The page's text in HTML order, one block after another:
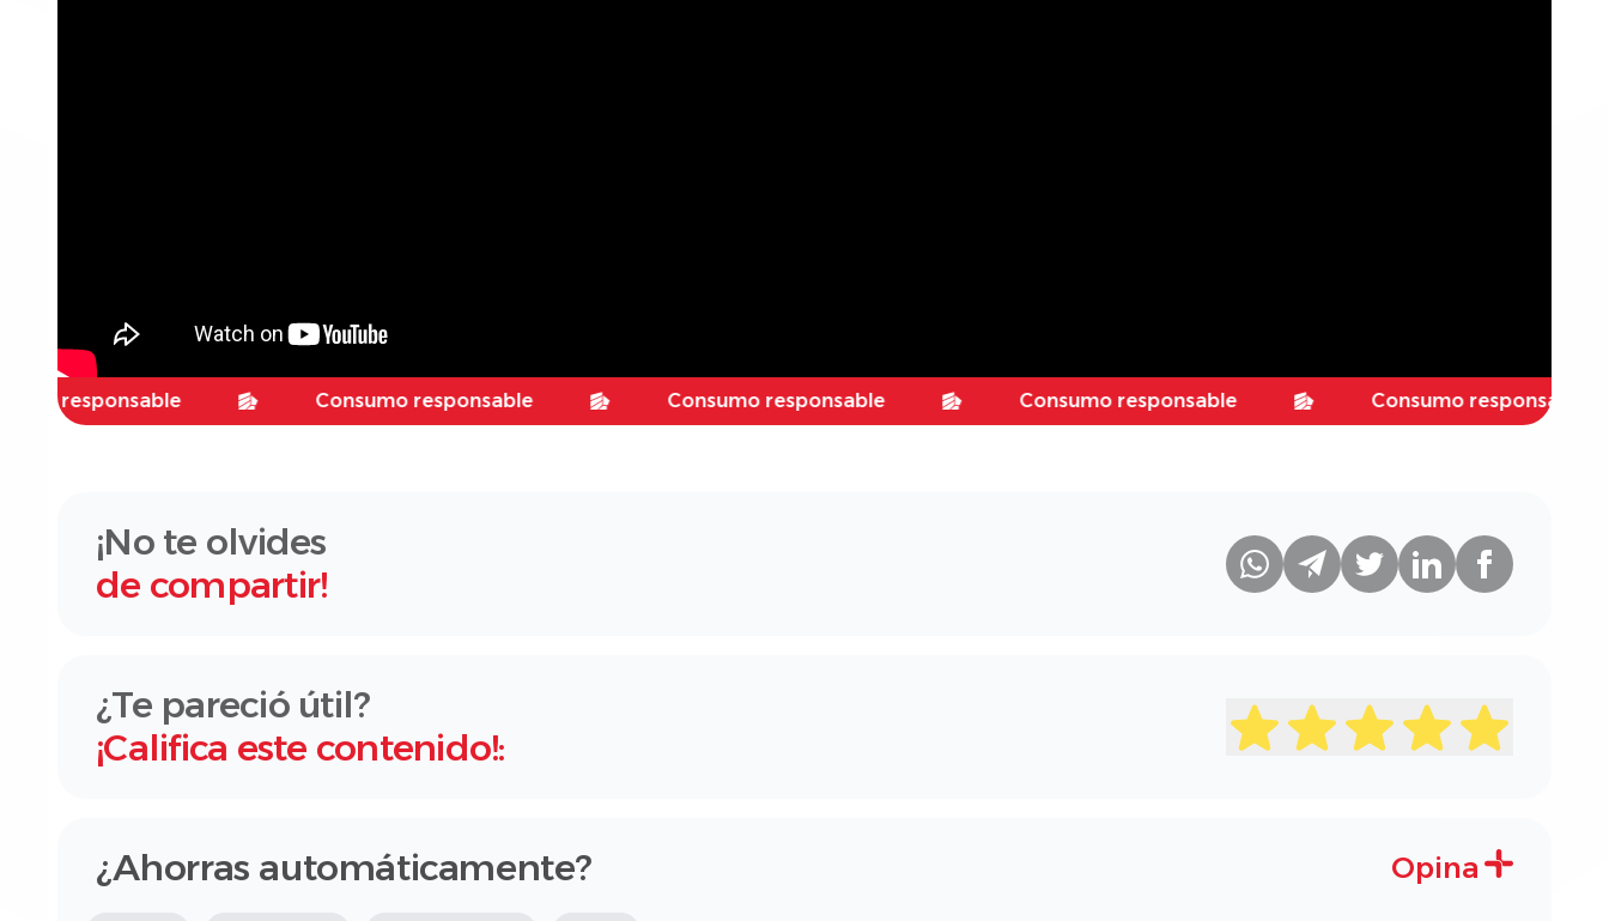
Consumo responsable Consumo responsable Consumo responsable Consumo responsable
¡No te olvides
de compartir!
¿Te pareció útil?
¡Califica este contenido!:
¿Ahorras automáticamente? Opina